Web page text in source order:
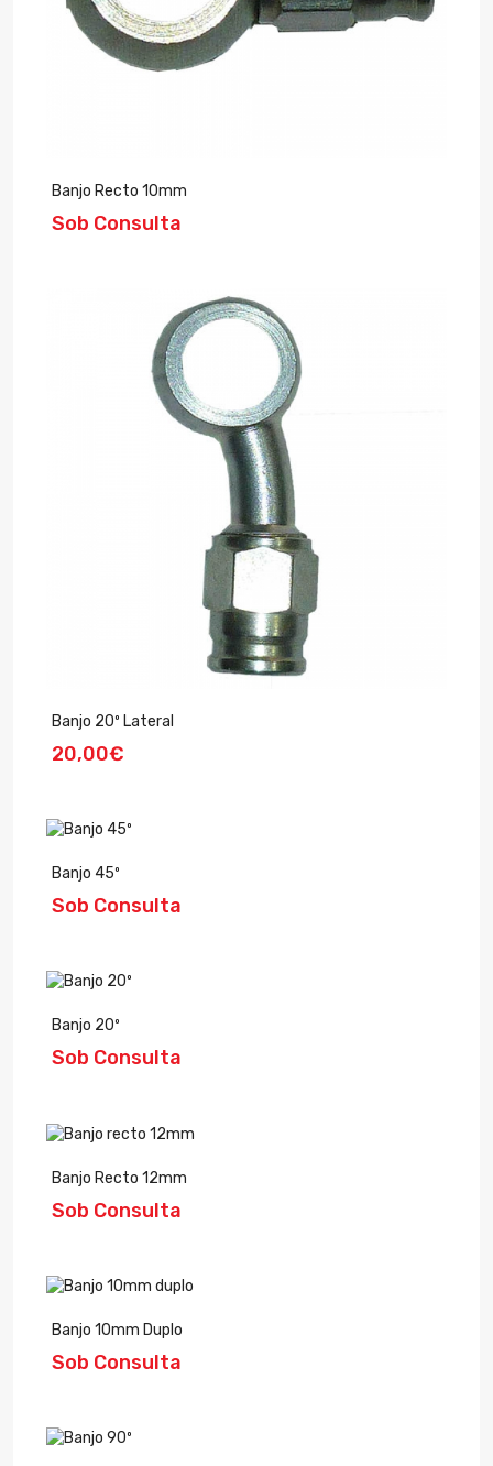
Banjo Recto 10mm
Sob Consulta
Banjo 20º Lateral
20,00€
Banjo 45º
Sob Consulta
Banjo 20º
Sob Consulta
Banjo Recto 12mm
Sob Consulta
Banjo 10mm Duplo
Sob Consulta